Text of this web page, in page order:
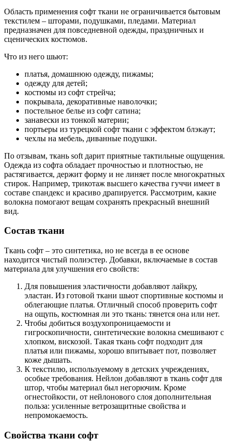
Область применения софт ткани не ограничивается бытовым
текстилем – шторами, подушками, пледами. Материал
предназначен для повседневной одежды, праздничных и
сценических костюмов.
Что из него шьют:
платья, домашнюю одежду, пижамы;
одежду для детей;
костюмы из софт стрейча;
покрывала, декоративные наволочки;
постельное белье из софт сатина;
занавески из тонкой материи;
портьеры из турецкой софт ткани с эффектом блэкаут;
чехлы на мебель, диванные подушки.
По отзывам, ткань soft дарит приятные тактильные ощущения.
Одежда из софта обладает прочностью и плотностью, не
растягивается, держит форму и не линяет после многократных
стирок. Например, трикотаж высшего качества гуччи имеет в
составе спандекс и красиво драпируется. Рассмотрим, какие
волокна помогают вещам сохранять прекрасный внешний
вид.
Состав ткани
Ткань софт – это синтетика, но не всегда в ее основе
находится чистый полиэстер. Добавки, включаемые в состав
материала для улучшения его свойств:
Для повышения эластичности добавляют лайкру,
эластан. Из готовой ткани шьют спортивные костюмы и
облегающие платья. Отличный способ проверить софт
на ощупь, костюмная ли это ткань: тянется она или нет.
Чтобы добиться воздухопроницаемости и
гигроскопичности, синтетические волокна смешивают с
хлопком, вискозой. Такая ткань софт подходит для
платья или пижамы, хорошо впитывает пот, позволяет
коже дышать.
К текстилю, используемому в детских учреждениях,
особые требования. Нейлон добавляют в ткань софт для
штор, чтобы материал был негорючим. Кроме
огнестойкости, от нейлонового слоя дополнительная
польза: усиленные ветрозащитные свойства и
непромокаемость.
Свойства ткани софт